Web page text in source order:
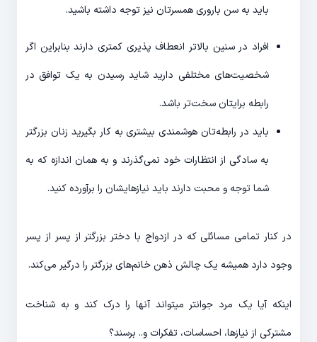
باید به سن باروری همسرتان نیز توجه داشته باشید.
افراد در سنین بالاتر انعطاف پذیری کمتری دارند بنابراین اگر
شخصیت‌های مختلفی دارید شاید رسیدن به یک توافق در
رابطه برایتان سخت‌تر باشد.
باید در رابطه‌تان هوشمندی بیشتری به کار بگیرید زنان بزرگتر
به سادگی از انتظارات خود نمی‌گذرند و به همان اندازه که به
شما توجه و محبت دارند باید نیازهایشان را برآورده کنید.
در کنار تمامی مسائلی که در ازدواج با دختر بزرگتر از پسر از پسر
وجود دارد همیشه یک چالش ذهن خانم‌های بزرگتر را درگیر می‌کند.
اینکه آیا یک مرد جوانتر میتواند آنها را درک کند و به شناخت
مشترکی از نیازها، احساسات، تفکرات و.. برسند؟